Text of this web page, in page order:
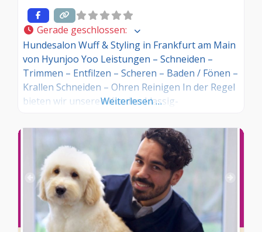
Gerade geschlossen:
Hundesalon Wuff & Styling in Frankfurt am Main
von Hyunjoo Yoo Leistungen – Schneiden –
Trimmen – Entfilzen – Scheren – Baden / Fönen –
Krallen Schneiden – Ohren Reinigen In der Regel
bieten wir unseren Kunden klassig-
an. Je nach Rasse und Pflegezustand ist dafür ein
Arbeitsaufwand von ca. 1 bis 3 Stunden
erforderlich. Folgende Arbeitsschritte
Weiterlesen …